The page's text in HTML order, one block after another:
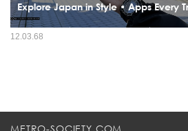
Explore Japan in Style • Apps Every
การเดินทางไปญี่ปุ่นไม่ใช่แค่การไปท่องเที่ยว แต่เป็
12.03.68